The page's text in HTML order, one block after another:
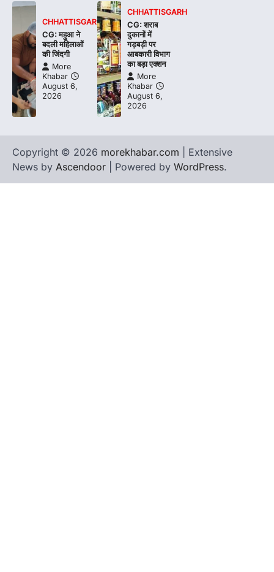
CHHATTISGARH
CG: महुआ ने
बदली महिलाओं
की जिंदगी
More
Khabar
August 6,
2026
CHHATTISGARH
CG: शराब
दुकानों में
गड़बड़ी पर
आबकारी विभाग
का बड़ा एक्शन
More
Khabar
August 6,
2026
Copyright © 2026 morekhabar.com | Extensive
News by Ascendoor | Powered by WordPress.